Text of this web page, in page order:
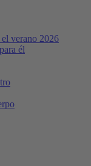
el verano 2026
él